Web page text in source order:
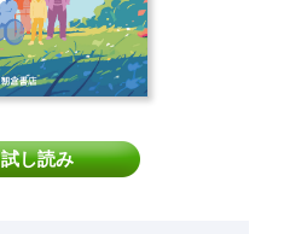
試し読み